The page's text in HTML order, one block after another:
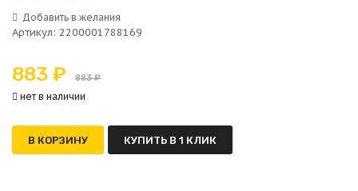
Артикул: 2200001788169
883 ₽ 883 ₽
нет в наличии
В КОРЗИНУ КУПИТЬ В 1 КЛИК